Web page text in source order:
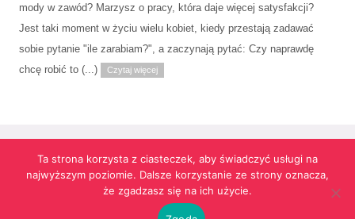
mody w zawód? Marzysz o pracy, która daje więcej satysfakcji?
Jest taki moment w życiu wielu kobiet, kiedy przestają zadawać
sobie pytanie "ile zarabiam?", a zaczynają pytać: Czy naprawdę
chcę robić to (...)
Czytaj więcej
Ta strona korzysta z ciasteczek, aby świadczyć usługi na
najwyższym poziomie. Dalsze korzystanie ze strony oznacza,
że zgadzasz się na ich użycie.
Strona korzysta z informacji przechowywanych w plikach cookies w celach
funkcjonalnych oraz statystycznych.
agencja reklamowa Gliwice